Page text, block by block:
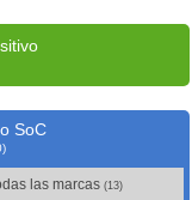
SoC
las marcas (13)